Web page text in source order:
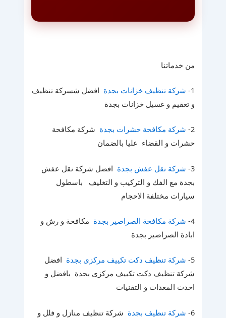
من خدماتنا
1- شركة تنظيف خزانات بجدة افضل شسركة تنظيف
و تعقيم و غسيل خزانات بجدة
2- شركة مكافحة حشرات بجدة شركة مكافحة
حشرات و القضاء عليا بالضمان
3- شركة نقل عفش بجدة افضل شركة نقل عفش
بجدة مع الفك و التركيب و التغليف باسطول
سيارات مختلفة الاحجام
4- شركة مكافحة الصراصير بجدة مكافحة و رش و
ابادة الصراصير بجدة
5- شركة تنظيف دكت تكييف مركزى بجدة افضل
شركة تنظيف دكت تكييف مركزى بجدة بافضل و
احدث المعدات و التقنيات
6- شركة تنظيف بجدة شركة تنظيف منازل و فلل و